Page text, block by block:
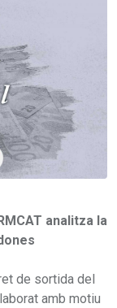
analitza la
de sortida del
amb motiu